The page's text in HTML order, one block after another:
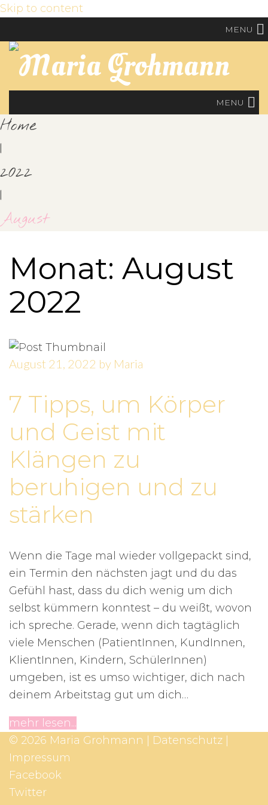
Skip to content
MENU
MENU
Home
|
2022
|
August
Monat: August
2022
August 21, 2022 by Maria
7 Tipps, um Körper
und Geist mit
Klängen zu
beruhigen und zu
stärken
Wenn die Tage mal wieder vollgepackt sind,
ein Termin den nächsten jagt und du das
Gefühl hast, dass du dich wenig um dich
selbst kümmern konntest – du weißt, wovon
ich spreche. Gerade, wenn dich tagtäglich
viele Menschen (PatientInnen, KundInnen,
KlientInnen, Kindern, SchülerInnen)
umgeben, ist es umso wichtiger, dich nach
deinem Arbeitstag gut um dich…
mehr lesen...
© 2026 Maria Grohmann | Datenschutz
Impressum
Facebook
Twitter